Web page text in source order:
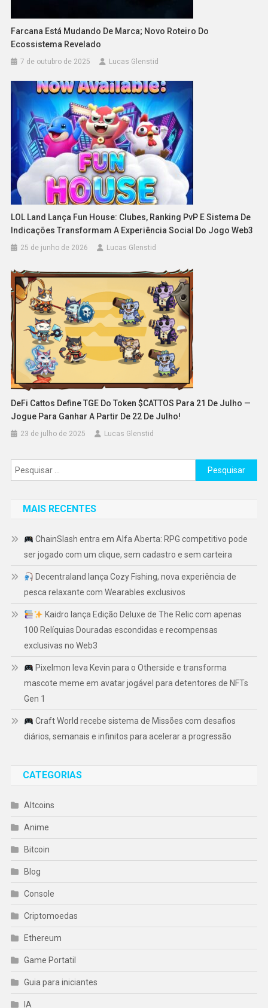
Farcana Está Mudando De Marca; Novo Roteiro Do
Ecossistema Revelado
7 de outubro de 2025 Lucas Glenstid
LOL Land Lança Fun House: Clubes, Ranking PvP E Sistema De
Indicações Transformam A Experiência Social Do Jogo Web3
25 de junho de 2026 Lucas Glenstid
DeFi Cattos Define TGE Do Token $CATTOS Para 21 De Julho —
Jogue Para Ganhar A Partir De 22 De Julho!
23 de julho de 2025 Lucas Glenstid
Pesquisar
por:
MAIS RECENTES
ChainSlash entra em Alfa Aberta: RPG competitivo pode
ser jogado com um clique, sem cadastro e sem carteira
Decentraland lança Cozy Fishing, nova experiência de
pesca relaxante com Wearables exclusivos
Kaidro lança Edição Deluxe de The Relic com apenas
100 Relíquias Douradas escondidas e recompensas
exclusivas no Web3
Pixelmon leva Kevin para o Otherside e transforma
mascote meme em avatar jogável para detentores de NFTs
Gen 1
Craft World recebe sistema de Missões com desafios
diários, semanais e infinitos para acelerar a progressão
CATEGORIAS
Altcoins
Anime
Bitcoin
Blog
Console
Criptomoedas
Ethereum
Game Portatil
Guia para iniciantes
IA